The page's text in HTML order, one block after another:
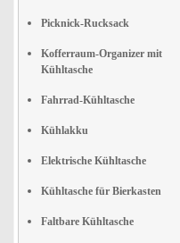
Picknick-Rucksack
Kofferraum-Organizer mit
Kühltasche
Fahrrad-Kühltasche
Kühlakku
Elektrische Kühltasche
Kühltasche für Bierkasten
Faltbare Kühltasche